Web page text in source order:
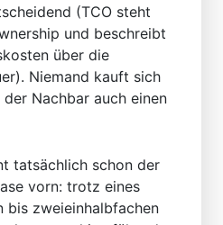
(TCO steht
und beschreibt
über die
Niemand kauft sich
der Nachbar auch einen
tatsächlich schon der
vorn: trotz eines
bis zweieinhalbfachen